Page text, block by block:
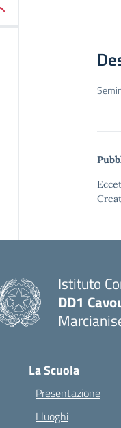
Istituto
DD1
La Scuola
Presentazione
I luoghi